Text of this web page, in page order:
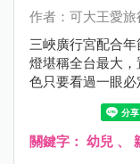
作者：可大王愛旅
三峽廣行宮配合
燈堪稱全台最大
色只要看過一眼必
祈福步道，敲響
幸福一整年，趁
劃下美麗句點吧。
關鍵字： 幼兒 、